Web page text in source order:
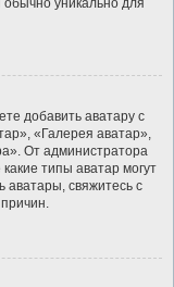
обычно уникально для
добавить аватару с
«Галерея аватар»,
От администратора
типы аватар могут
аватары, свяжитесь с